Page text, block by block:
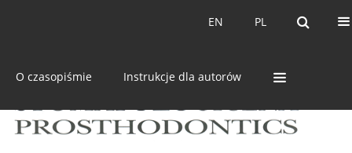
PL
EN PL
EN
O czasopiśmie Instrukcje dla autorów